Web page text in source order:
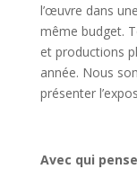
l’œuvre dans
même budget.
et productions
année. Nous
présenter
Avec qui